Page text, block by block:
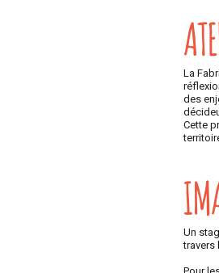
La
des
Cette
Un
travers